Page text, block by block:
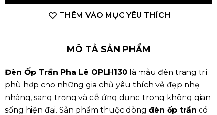
THÊM VÀO MỤC YÊU THÍCH
MÔ TẢ SẢN PHẨM
Đèn Ốp Trần Pha Lê OPLH130 là mẫu đèn trang trí
phù hợp cho những gia chủ yêu thích vẻ đẹp nhẹ
nhàng, sang trọng và dễ ứng dụng trong không gian
sống hiện đại. Sản phẩm thuộc dòng đèn ốp trần có